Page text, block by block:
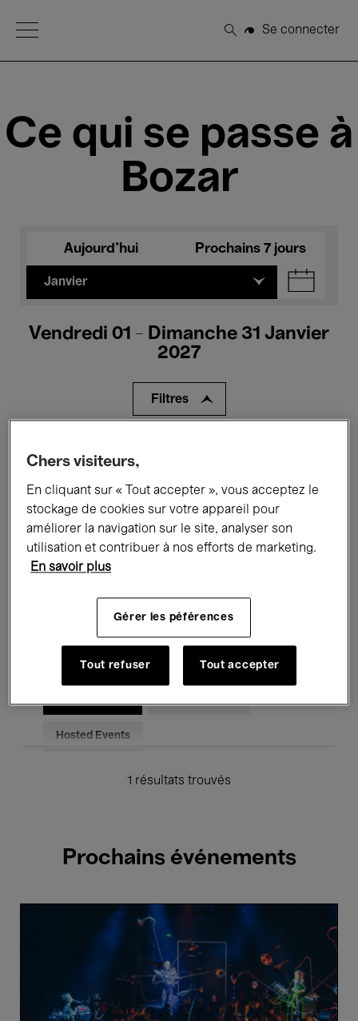
Open Menu
Rechercher
Se connecter
Ce qui se passe à
Bozar
Aujourd'hui Prochains 7 jours
Janvier
Vendredi 01 - Dimanche 31 Janvier
2027
Filtres
Expositions Films Performances
Rencontres & Débats Jazz
Musique classique
Musique électronique
Pour tous Kids’ Palace
Hosted Events
1 résultats trouvés
Prochains événements
Chers visiteurs,
En cliquant sur « Tout accepter », vous acceptez le
stockage de cookies sur votre appareil pour
améliorer la navigation sur le site, analyser son
utilisation et contribuer à nos efforts de marketing.
En savoir plus
Gérer les péférences
Tout refuser Tout accepter